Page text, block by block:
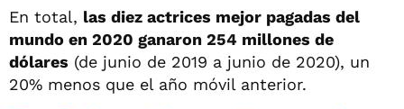
En total, las diez actrices mejor pagadas del
mundo en 2020 ganaron 254 millones de
dólares (de junio de 2019 a junio de 2020), un
20% menos que el año móvil anterior.